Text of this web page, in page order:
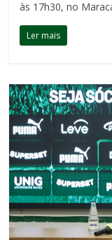
às 17h30, no
Ler mais